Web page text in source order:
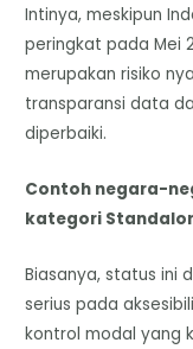
Intinya, meskipun
peringkat pada Mei
merupakan risiko
transparansi data
diperbaiki.
Contoh negara-
kategori
Biasanya, status ini
serius pada
kontrol modal yang